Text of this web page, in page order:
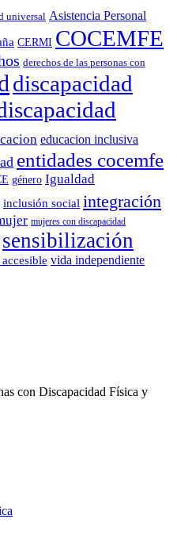
universal Asistencia Personal
CERMI COCEMFE
derechos de las personas con
discapacidad
educacion inclusiva
entidades cocemfe
género Igualdad
inclusión social integración
mujeres con discapacidad
sensibilización
vida independiente
con Discapacidad Física y